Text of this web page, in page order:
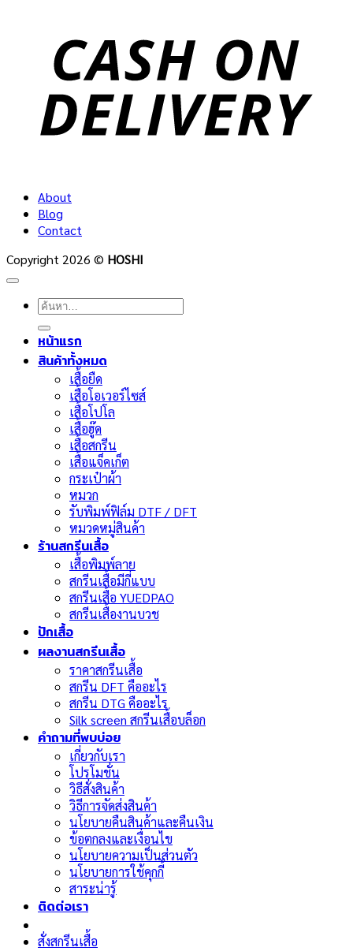
About
Blog
Contact
Copyright 2026 © HOSHI
ค้นหา:
หน้าแรก
สินค้าทั้งหมด
เสื้อยืด
เสื้อโอเวอร์ไซส์
เสื้อโปโล
เสื้อฮู๊ด
เสื้อสกรีน
เสื้อแจ็คเก็ต
กระเป๋าผ้า
หมวก
รับพิมพ์ฟิล์ม DTF / DFT
หมวดหมู่สินค้า
ร้านสกรีนเสื้อ
เสื้อพิมพ์ลาย
สกรีนเสื้อมีกี่แบบ
สกรีนเสื้อ YUEDPAO
สกรีนเสื้องานบวช
ปักเสื้อ
ผลงานสกรีนเสื้อ
ราคาสกรีนเสื้อ
สกรีน DFT คืออะไร
สกรีน DTG คืออะไร
Silk screen สกรีนเสื้อบล็อก
คำถามที่พบบ่อย
เกี่ยวกับเรา
โปรโมชั่น
วิธีสั่งสินค้า
วิธีการจัดส่งสินค้า
นโยบายคืนสินค้าและคืนเงิน
ข้อตกลงและเงื่อนไข
นโยบายความเป็นส่วนตัว
นโยบายการใช้คุกกี้
สาระน่ารู้
ติดต่อเรา
สั่งสกรีนเสื้อ